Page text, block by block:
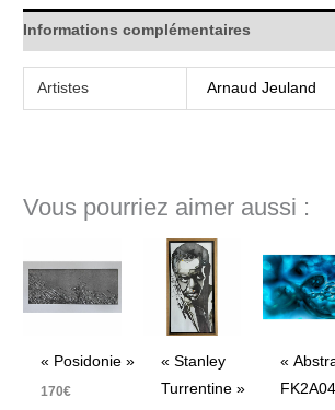
Informations complémentaires
Artistes Arnaud Jeuland
Vous pourriez aimer aussi :
« Posidonie »
170€
« Stanley
Turrentine »
«
de
à